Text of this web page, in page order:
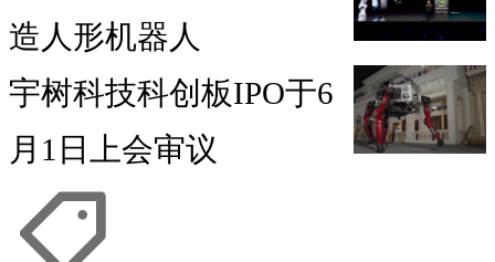
造人形机器人
宇树科技科创板IPO于6
月1日上会审议